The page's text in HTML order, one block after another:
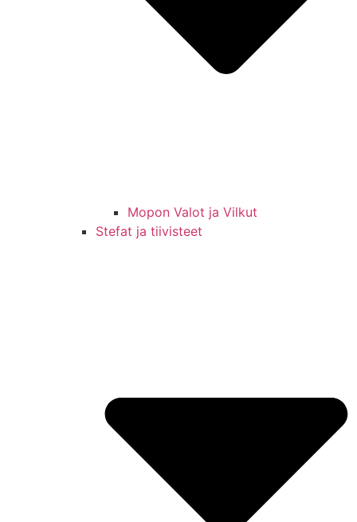
Mopon Valot ja Vilkut
Stefat ja tiivisteet